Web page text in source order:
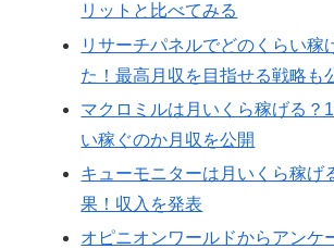
リットと比べてみる
リサーチパネルでどのくらい稼
た！最高月収を目指せる戦略も
マクロミルは月いくら稼げる？
い稼ぐのか月収を公開
キューモニターは月いくら稼げ
果！収入を発表
オピニオンワールドからアンケ